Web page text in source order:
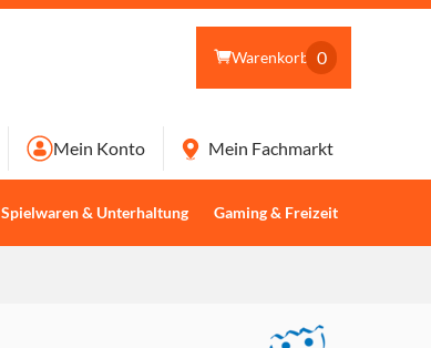
Warenkorb 0
Spielwaren & Unterhaltung Gaming & Freizeit
Mein Konto Mein Fachmarkt